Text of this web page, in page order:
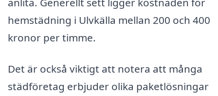
hemstädning i Ulvkälla mellan 200 och 400
kronor per timme.
Det är också viktigt att notera att många
städföretag erbjuder olika paketlösningar